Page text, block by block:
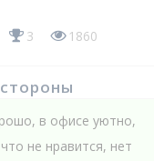
3 1860
в офисе уютно,
не нравится, нет